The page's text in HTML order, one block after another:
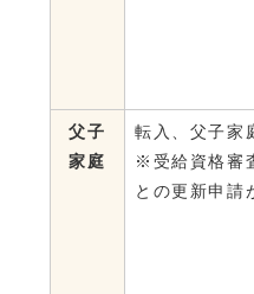
父子
家庭
転入、父子家
※受給資格審
との更新申請